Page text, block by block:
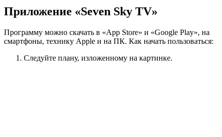
Приложение «Seven Sky TV»
Программу можно скачать в «App Store» и «Google Play», на
смартфоны, технику Apple и на ПК. Как начать пользоваться:
Следуйте плану, изложенному на картинке.